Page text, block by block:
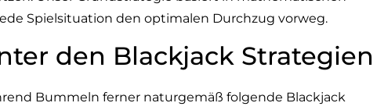
Spielsituation den optimalen Durchzug vorweg.
den Blackjack Strategien
Bummeln ferner naturgemäß folgende Blackjack